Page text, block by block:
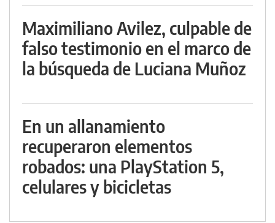
Maximiliano Avilez, culpable de
falso testimonio en el marco de
la búsqueda de Luciana Muñoz
En un allanamiento
recuperaron elementos
robados: una PlayStation 5,
celulares y bicicletas